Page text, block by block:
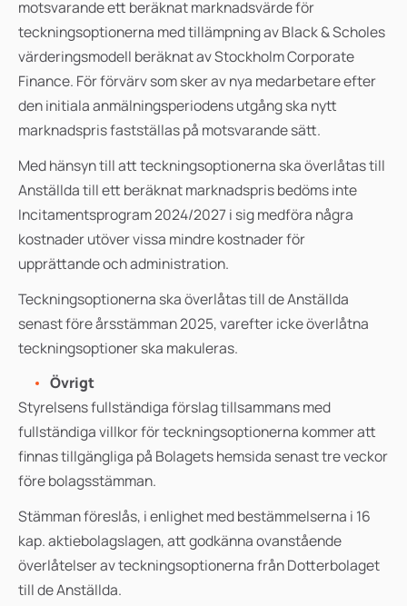
motsvarande ett beräknat marknadsvärde för
teckningsoptionerna med tillämpning av Black & Scholes
värderingsmodell beräknat av Stockholm Corporate
Finance. För förvärv som sker av nya medarbetare efter
den initiala anmälningsperiodens utgång ska nytt
marknadspris fastställas på motsvarande sätt.
Med hänsyn till att teckningsoptionerna ska överlåtas till
Anställda till ett beräknat marknadspris bedöms inte
Incitamentsprogram 2024/2027 i sig medföra några
kostnader utöver vissa mindre kostnader för
upprättande och administration.
Teckningsoptionerna ska överlåtas till de Anställda
senast före årsstämman 2025, varefter icke överlåtna
teckningsoptioner ska makuleras.
Övrigt
Styrelsens fullständiga förslag tillsammans med
fullständiga villkor för teckningsoptionerna kommer att
finnas tillgängliga på Bolagets hemsida senast tre veckor
före bolagsstämman.
Stämman föreslås, i enlighet med bestämmelserna i 16
kap. aktiebolagslagen, att godkänna ovanstående
överlåtelser av teckningsoptionerna från Dotterbolaget
till de Anställda.